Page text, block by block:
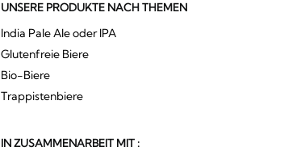
UNSERE PRODUKTE NACH THEMEN
India Pale Ale oder IPA
Glutenfreie Biere
Bio-Biere
Trappistenbiere
IN ZUSAMMENARBEIT MIT :